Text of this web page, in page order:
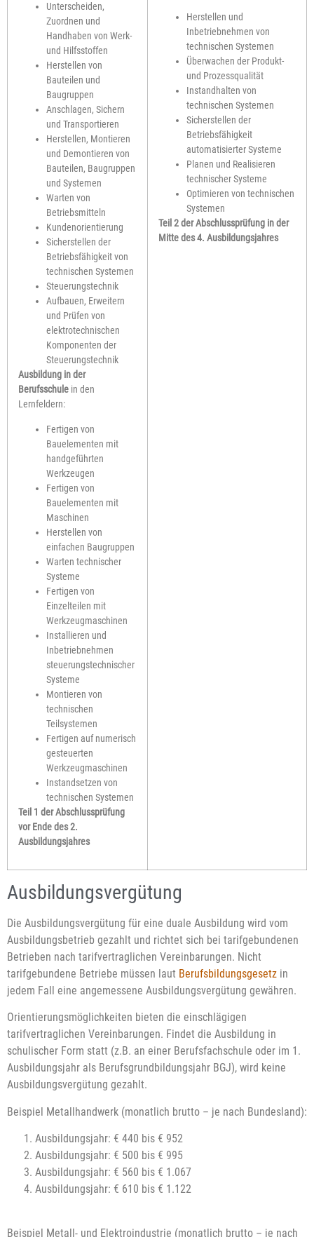
Unterscheiden,
Zuordnen und
Handhaben von Werk-
und Hilfsstoffen
Herstellen von
Bauteilen und
Baugruppen
Anschlagen, Sichern
und Transportieren
Herstellen, Montieren
und Demontieren von
Bauteilen, Baugruppen
und Systemen
Warten von
Betriebsmitteln
Kundenorientierung
Sicherstellen der
Betriebsfähigkeit von
technischen Systemen
Steuerungstechnik
Aufbauen, Erweitern
und Prüfen von
elektrotechnischen
Komponenten der
Steuerungstechnik
Ausbildung in der
Berufsschule in den
Lernfeldern:
Fertigen von
Bauelementen mit
handgeführten
Werkzeugen
Fertigen von
Bauelementen mit
Maschinen
Herstellen von
einfachen Baugruppen
Warten technischer
Systeme
Fertigen von
Einzelteilen mit
Werkzeugmaschinen
Installieren und
Inbetriebnehmen
steuerungstechnischer
Systeme
Montieren von
technischen
Teilsystemen
Fertigen auf numerisch
gesteuerten
Werkzeugmaschinen
Instandsetzen von
technischen Systemen
Teil 1 der Abschlussprüfung
vor Ende des 2.
Ausbildungsjahres
Herstellen und
Inbetriebnehmen von
technischen Systemen
Überwachen der Produkt-
und Prozessqualität
Instandhalten von
technischen Systemen
Sicherstellen der
Betriebsfähigkeit
automatisierter Systeme
Planen und Realisieren
technischer Systeme
Optimieren von technischen
Systemen
Teil 2 der Abschlussprüfung in der
Mitte des 4. Ausbildungsjahres
Ausbildungsvergütung
Die Ausbildungsvergütung für eine duale Ausbildung wird vom
Ausbildungsbetrieb gezahlt und richtet sich bei tarifgebundenen
Betrieben nach tarifvertraglichen Vereinbarungen. Nicht
tarifgebundene Betriebe müssen laut Berufsbildungsgesetz in
jedem Fall eine angemessene Ausbildungsvergütung gewähren.
Orientierungsmöglichkeiten bieten die einschlägigen
tarifvertraglichen Vereinbarungen. Findet die Ausbildung in
schulischer Form statt (z.B. an einer Berufsfachschule oder im 1.
Ausbildungsjahr als Berufsgrundbildungsjahr BGJ), wird keine
Ausbildungsvergütung gezahlt.
Beispiel Metallhandwerk (monatlich brutto – je nach Bundesland):
Ausbildungsjahr: € 440 bis € 952
Ausbildungsjahr: € 500 bis € 995
Ausbildungsjahr: € 560 bis € 1.067
Ausbildungsjahr: € 610 bis € 1.122
Beispiel Metall- und Elektroindustrie (monatlich brutto – je nach